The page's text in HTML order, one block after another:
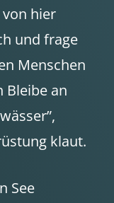
von hier
und frage
Menschen
Bleibe an
klaut.
See